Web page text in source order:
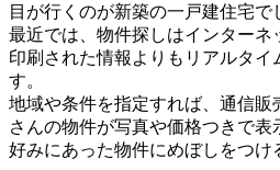
目が行くのが新築の一戸建住宅で
最近では、物件探しはインターネ
印刷された情報よりもリアルタ
す。
地域や条件を指定すれば、通信販
さんの物件が写真や価格つきで
好みにあった物件にめぼしをつけ